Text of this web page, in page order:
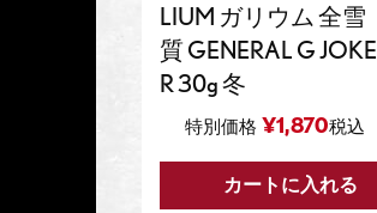
LIUM ガリウム 全雪
質 GENERAL G JOKE
R 30g 冬
特別価格 ¥1,870税込
カートに入れる